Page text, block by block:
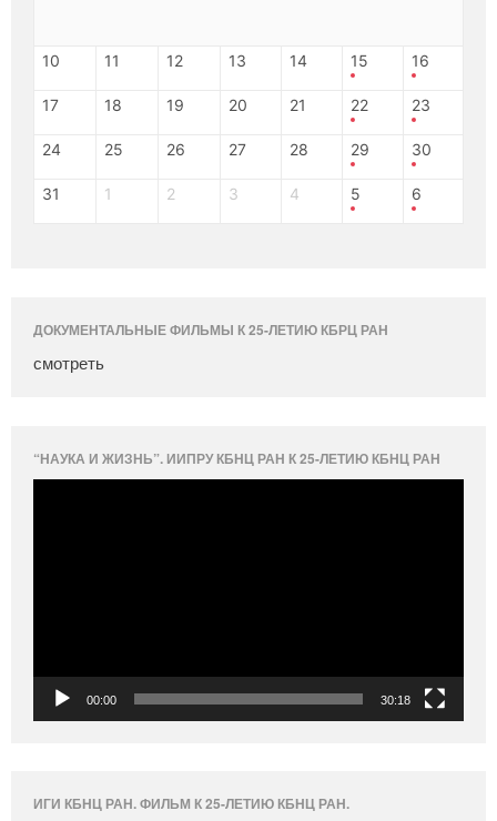
10 11 12 13 14 15 16
17 18 19 20 21 22 23
24 25 26 27 28 29 30
31 1 2 3 4 5 6
ДОКУМЕНТАЛЬНЫЕ ФИЛЬМЫ К 25-ЛЕТИЮ КБРЦ РАН
смотреть
“НАУКА И ЖИЗНЬ”. ИИПРУ КБНЦ РАН К 25-ЛЕТИЮ КБНЦ РАН
00:00 30:18
ИГИ КБНЦ РАН. ФИЛЬМ К 25-ЛЕТИЮ КБНЦ РАН.